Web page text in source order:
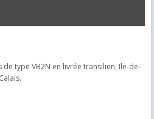
type VB2N en livrée transilien, Ile-de-